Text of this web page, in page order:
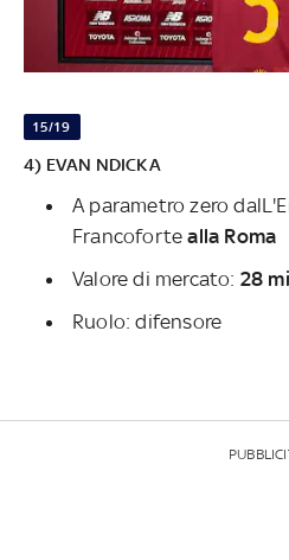
15/19
4) EVAN NDICKA
A parametro zero
Francofortealla Roma
Valore di mercato: 28
Ruolo: difensore